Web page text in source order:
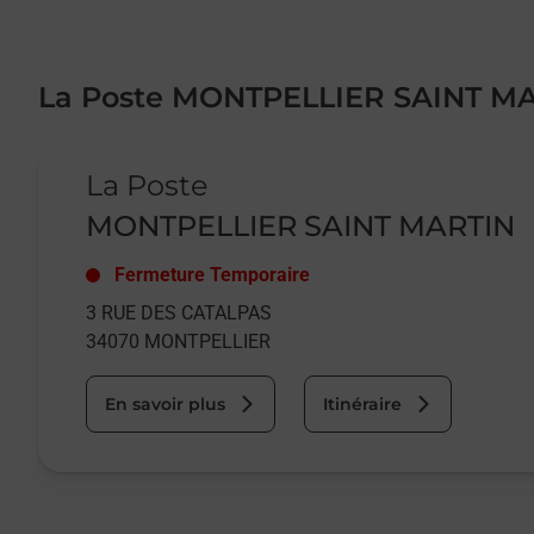
La Poste MONTPELLIER SAINT
La Poste
MONTPELLIER SAINT MARTIN
Fermeture Temporaire
3 RUE DES CATALPAS
34070 MONTPELLIER
En savoir plus Itinéraire